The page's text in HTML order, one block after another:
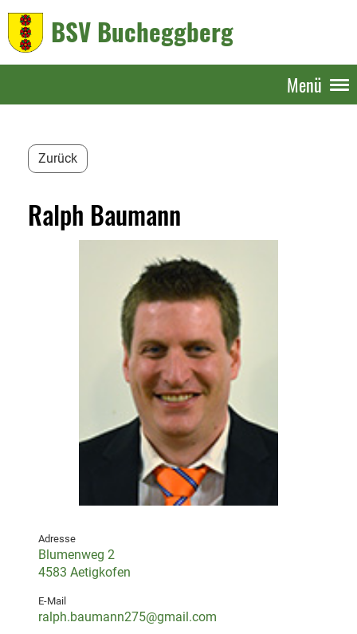
BSV Bucheggberg
Menü
Zurück
Ralph Baumann
Adresse
Blumenweg 2
4583 Aetigkofen
E-Mail
ralph.baumann275@gmail.com